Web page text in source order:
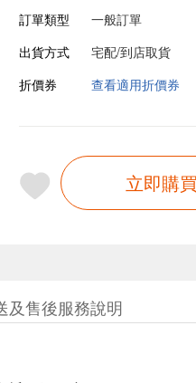
訂單類型
一般訂單
出貨方式
宅配/到店取貨
折價券
查看適用折價券
立即購買
及售後服務說明